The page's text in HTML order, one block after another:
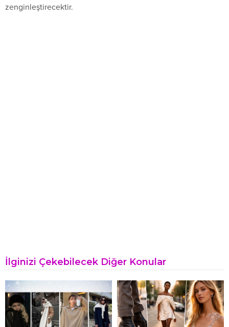
zenginleştirecektir.
İlginizi Çekebilecek Diğer Konular